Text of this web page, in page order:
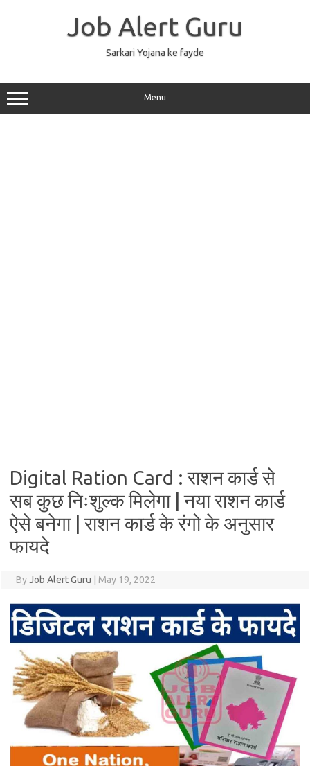
Job Alert Guru
Sarkari Yojana ke fayde
Menu
Digital Ration Card : राशन कार्ड से
सब कुछ निःशुल्क मिलेगा | नया राशन कार्ड
ऐसे बनेगा | राशन कार्ड के रंगो के अनुसार
फायदे
ByJob Alert Guru May 19, 2022